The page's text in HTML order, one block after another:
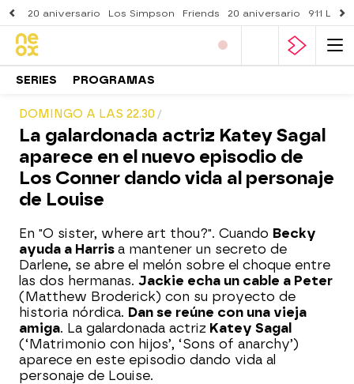
20 aniversario Los Simpson Friends 20 aniversario 911
SERIES PROGRAMAS
DOMINGO A LAS 22.30
La galardonada actriz Katey Sagal
aparece en el nuevo episodio de
Los Conner dando vida al personaje
de Louise
En "O sister, where art thou?". Cuando Becky
ayuda a Harris a mantener un secreto de
Darlene, se abre el melón sobre el choque entre
las dos hermanas. Jackie echa un cable a Peter
(Matthew Broderick) con su proyecto de
historia nórdica. Dan se reúne con una vieja
amiga. La galardonada actriz Katey Sagal
(‘Matrimonio con hijos’, ‘Sons of anarchy’)
aparece en este episodio dando vida al
personaje de Louise.